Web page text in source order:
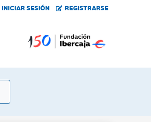
INICIAR SESIÓN REGISTRARSE